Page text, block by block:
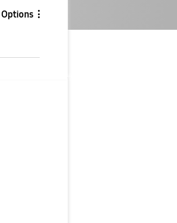
Options